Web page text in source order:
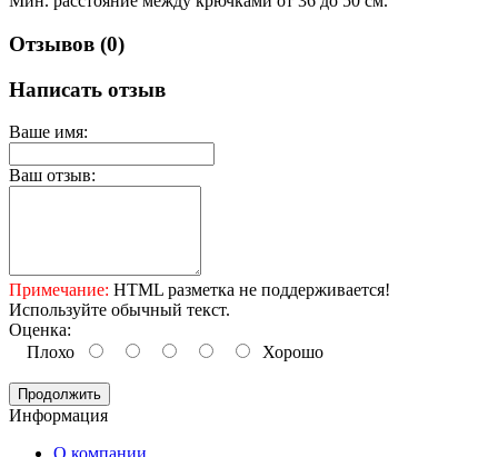
Отзывов (0)
Написать отзыв
Ваше имя:
Ваш отзыв:
Примечание: HTML разметка не поддерживается!
Используйте обычный текст.
Оценка:
Плохо
Хорошо
Продолжить
Информация